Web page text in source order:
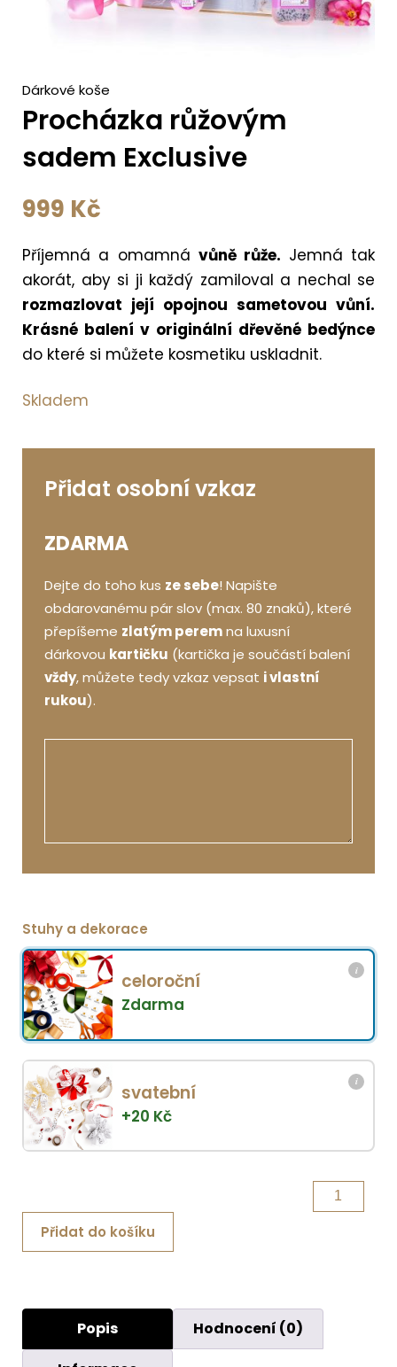
Dárkové koše
Procházka růžovým
sadem Exclusive
999 Kč
Příjemná a omamná vůně růže. Jemná tak
akorát, aby si ji každý zamiloval a nechal se
rozmazlovat její opojnou sametovou vůní.
Krásné balení v originální dřevěné bedýnce
do které si můžete kosmetiku uskladnit.
Skladem
Přidat osobní vzkaz
ZDARMA
Dejte do toho kus ze sebe! Napište
obdarovanému pár slov (max. 80 znaků), které
přepíšeme zlatým peremna luxusní
dárkovou kartičku (kartička je součástí balení
vždy, můžete tedy vzkaz vepsat i vlastní
rukou).
Stuhy a dekorace
celoroční
Zdarma
i
svatební
+20 Kč
i
Procházka
růžovým
Přidat do košíku
Popis
Hodnocení (0)